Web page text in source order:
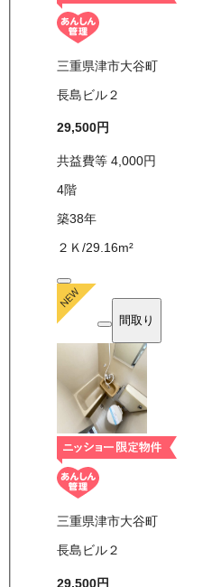
三重県津市大谷町
長島ビル２
29,500円
共益費等 4,000円
4階
築38年
２Ｋ /29.16m²
間取り
三重県津市大谷町
長島ビル２
29,500円